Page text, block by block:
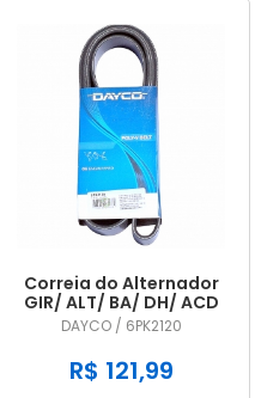
Correia do Alternador
GIR/ ALT/ BA/ DH/ ACD
DAYCO 6PK2120
DAYCO / 6PK2120
R$ 121,99